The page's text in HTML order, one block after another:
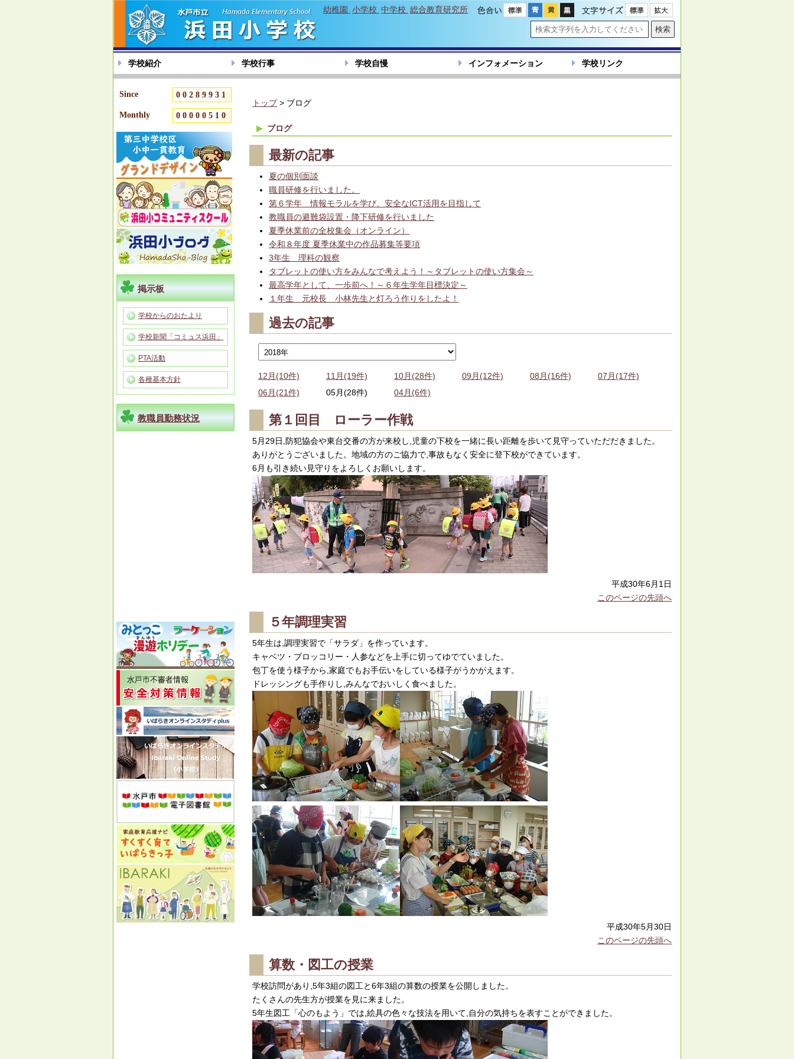
色合い 文字サイズ
幼稚園 小学校 中学校 総合教育研究所
学校紹介 学校行事 学校自慢 インフォメーション 学校リンク
Since 00289931
Monthly 00000510
掲示板
学校からのおたより
学校新聞「コミュス浜田」
PTA活動
各種基本方針
教職員勤務状況
トップ> ブログ
ブログ
最新の記事
夏の個別面談
職員研修を行いました。
第６学年 情報モラルを学び、安全なICT活用を目指して
教職員の避難袋設置・降下研修を行いました
夏季休業前の全校集会（オンライン）
令和８年度 夏季休業中の作品募集等要項
3年生 理科の観察
タブレットの使い方をみんなで考えよう！～タブレットの使い方集会～
最高学年として、一歩前へ！～６年生学年目標決定～
１年生 元校長 小林先生と灯ろう作りをしたよ！
過去の記事
12月(10件) 11月(19件) 10月(28件) 09月(12件) 08月(16件)
07月(17件)
06月(21件)
05月(28件) 04月(6件)
第１回目 ローラー作戦
5月29日,防犯協会や東台交番の方が来校し,児童の下校を一緒に長い距離を歩いて見守っていただだきました。
ありがとうございました。地域の方のご協力で,事故もなく安全に登下校ができています。
6月も引き続い見守りをよろしくお願いします。
平成30年6月1日
このページの先頭へ
５年調理実習
5年生は,調理実習で「サラダ」を作っています。
キャベツ・ブロッコリー・人参などを上手に切ってゆでていました。
包丁を使う様子から,家庭でもお手伝いをしている様子がうかがえます。
ドレッシングも手作りし,みんなでおいしく食べました。
平成30年5月30日
このページの先頭へ
算数・図工の授業
学校訪問があり,5年3組の図工と6年3組の算数の授業を公開しました。
たくさんの先生方が授業を見に来ました。
5年生図工「心のもよう」では,絵具の色々な技法を用いて,自分の気持ちを表すことができました。